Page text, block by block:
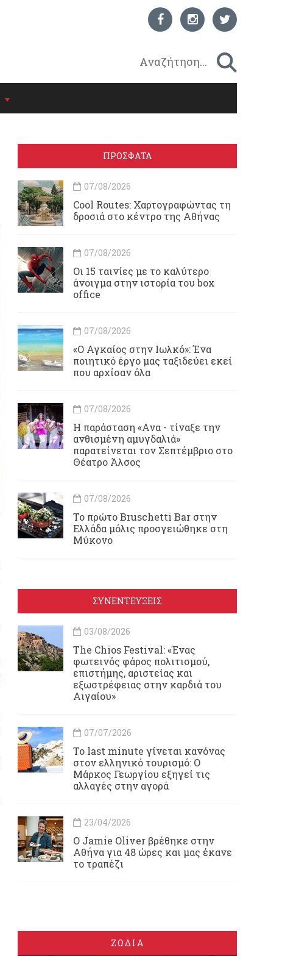
ΠΡΟΣΦΑΤΑ
07/08/2026
Cool Routes: Χαρτογραφώντας τη
δροσιά στο κέντρο της Αθήνας
07/08/2026
Οι 15 ταινίες με το καλύτερο
άνοιγμα στην ιστορία του box
office
07/08/2026
«Ο Αγκαίος στην Ιωλκό»: Ένα
ποιητικό έργο μας ταξιδεύει εκεί
που αρχίσαν όλα
07/08/2026
Η παράσταση «Ανα - τίναξε την
ανθισμένη αμυγδαλιά»
παρατείνεται τον Σεπτέμβριο στο
Θέατρο Άλσος
07/08/2026
Το πρώτο Bruschetti Bar στην
Ελλάδα μόλις προσγειώθηκε στη
Μύκονο
ΣΥΝΕΝΤΕΥΞΕΙΣ
03/08/2026
Τhe Chios Festival: «Ένας
φωτεινός φάρος πολιτισμού,
επιστήμης, αριστείας και
εξωστρέφειας στην καρδιά του
Αιγαίου»
07/07/2026
Το last minute γίνεται κανόνας
στον ελληνικό τουρισμό: Ο
Μάρκος Γεωργίου εξηγεί τις
αλλαγές στην αγορά
23/04/2026
Ο Jamie Oliver βρέθηκε στην
Αθήνα για 48 ώρες και μας έκανε
το τραπέζι
ΖΩΔΙΑ